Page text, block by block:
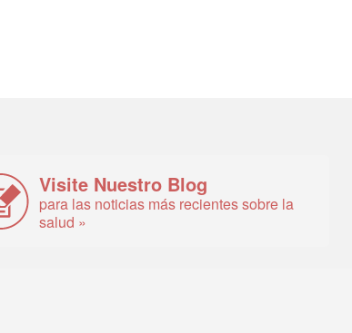
Visite Nuestro Blog
para las noticias más recientes sobre la
salud »